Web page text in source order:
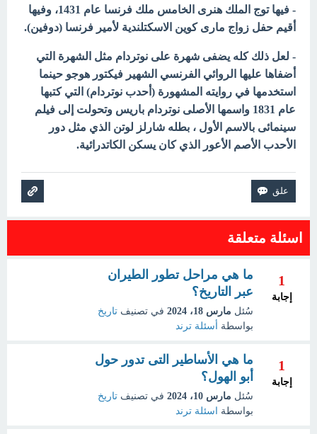
- فيها توج الملك هنرى الخامس ملك فرنسا عام 1431، وفيها
أقيم حفل زواج مارى كوين الاسكتلندية لأمير فرنسا (دوفين).
- لعل ذلك كله يضفى شهرة على نوتردام مثل الشهرة التي
أضفاها عليها الروائي الفرنسي الشهير فيكتور هوجو حينما
استخدمها في روايته المشهورة (أحدب نوتردام) التي كتبها
عام 1831 واسمها الأصلى نوتردام باريس وتحولت إلى فيلم
سينمائى بالاسم الأول ، بطله شارلز لوتن الذي مثل دور
الأحدب الأصم الأعور الذي كان يسكن الكاتدرائية.
اسئلة متعلقة
1
إجابة
ما هي مراحل تطور الطيران
عبر التاريخ؟
سُئل مارس 18، 2024 في تصنيف تاريخ
بواسطة
أسئلة ترند
1
إجابة
ما هي الأساطير التى تدور حول
أبو الهول؟
سُئل مارس 10، 2024 في تصنيف تاريخ
بواسطة
اسئلة ترند